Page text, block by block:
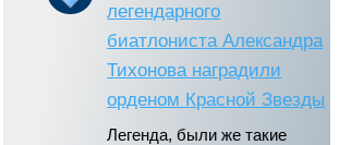
легендарного
биатлониста Александра
Тихонова наградили
орденом Красной Звезды
Легенда, были же такие